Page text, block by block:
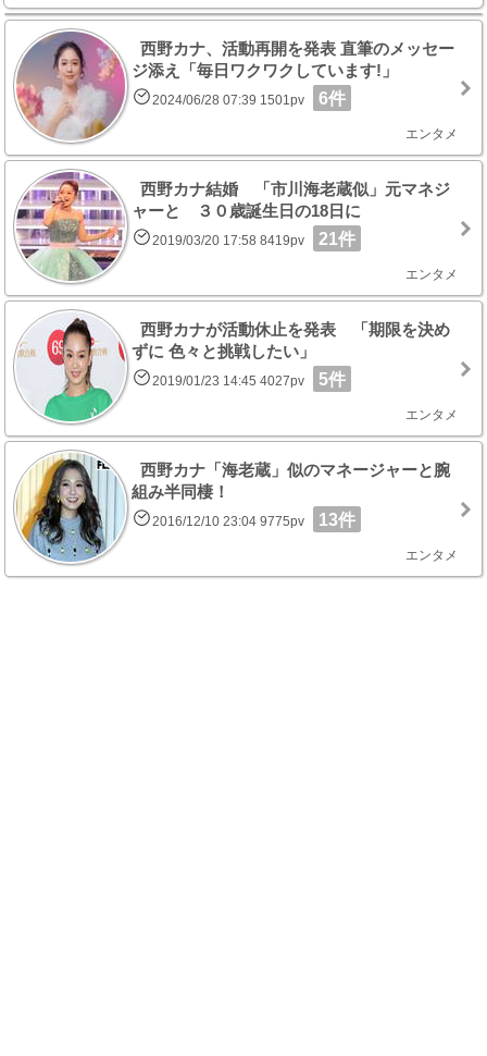
西野カナ、活動再開を発表 直筆のメッセー
ジ添え「毎日ワクワクしています!」
2024/06/28 07:39 1501pv 6件
エンタメ
西野カナ結婚 「市川海老蔵似」元マネジ
ャーと ３０歳誕生日の18日に
2019/03/20 17:58 8419pv 21件
エンタメ
西野カナが活動休止を発表 「期限を決め
ずに 色々と挑戦したい」
2019/01/23 14:45 4027pv 5件
エンタメ
西野カナ「海老蔵」似のマネージャーと腕
組み半同棲！
2016/12/10 23:04 9775pv 13件
エンタメ